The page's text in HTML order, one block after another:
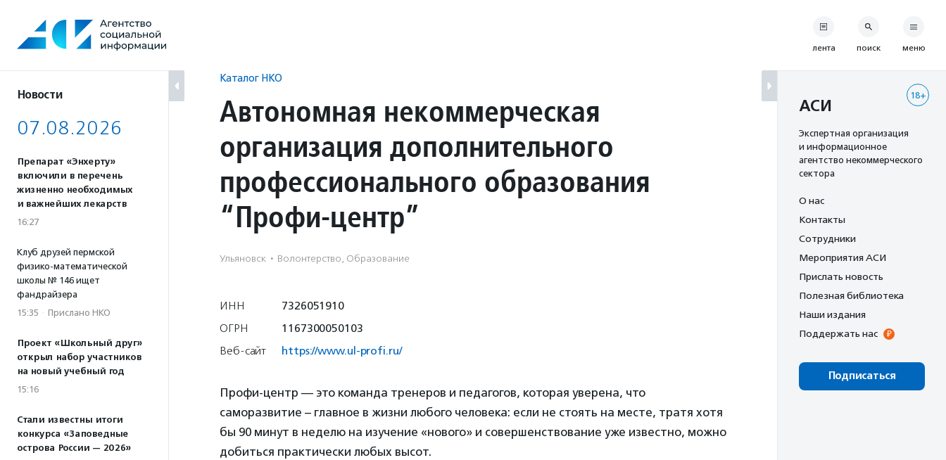
содержанию
Новости
07.08.2026
Препарат «Энхерту»
включили в перечень
жизненно необходимых
и важнейших лекарств
16:27
Клуб друзей пермской
физико-математической
школы № 146 ищет
фандрайзера
15:35 · Прислано НКО
Проект «Школьный друг»
открыл набор участников
на новый учебный год
15:16
Стали известны итоги
конкурса «Заповедные
острова России — 2026»
Каталог НКО
Автономная некоммерческая
организация дополнительного
профессионального образования
“Профи-центр”
Ульяновск · Волонтерство, Образование
ИНН
7326051910
ОГРН
1167300050103
Веб-сайт
https://www.ul-profi.ru/
Профи-центр — это команда тренеров и педагогов, которая уверена, что
саморазвитие – главное в жизни любого человека: если не стоять на месте, тратя хотя
бы 90 минут в неделю на изучение «нового» и совершенствование уже известно, можно
добиться практически любых высот.
лента поиск меню
18+
АСИ
Экспертная организация
и информационное
агентство некоммерческого
сектора
О нас
Контакты
Сотрудники
Мероприятия АСИ
Прислать новость
Полезная библиотека
Наши издания
Поддержать нас
Подписаться